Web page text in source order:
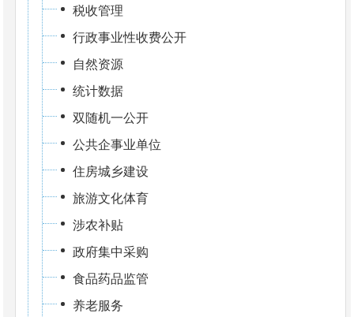
税收管理
行政事业性收费公开
自然资源
统计数据
双随机一公开
公共企事业单位
住房城乡建设
旅游文化体育
涉农补贴
政府集中采购
食品药品监管
养老服务